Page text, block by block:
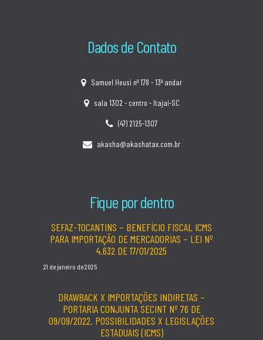
Dados de Contato
Samuel Heusi nº 178 - 13º andar
sala 1302 - centro - Itajaí-SC
(47) 2125-1307
akasha@akashatax.com.br
Fique por dentro
SEFAZ-TOCANTINS – BENEFÍCIO FISCAL ICMS
PARA IMPORTAÇÃO DE MERCADORIAS – LEI Nº
4.632 DE 17/01/2025
21 de janeiro de 2025
DRAWBACK X IMPORTAÇÕES INDIRETAS –
PORTARIA CONJUNTA SECINT Nº 76 DE
09/09/2022. POSSIBILIDADES X LEGISLAÇÕES
ESTADUAIS (ICMS)